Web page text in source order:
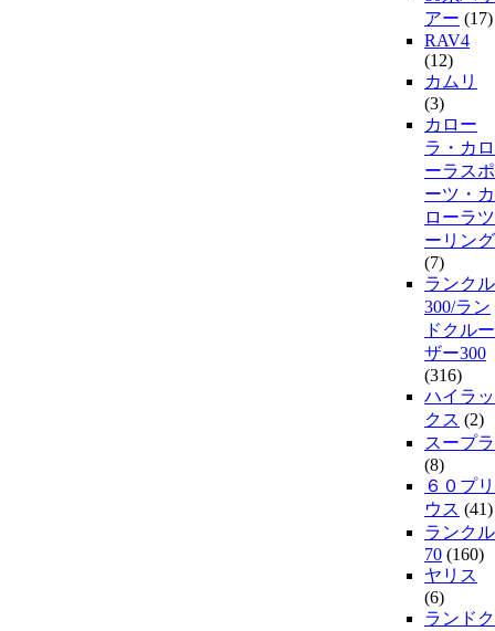
アー (17)
RAV4
(12)
カムリ
(3)
カロー
ラ・カロ
ーラスポ
ーツ・カ
ローラツ
ーリング
(7)
ランクル
300/ラン
ドクルー
ザー300
(316)
ハイラッ
クス (2)
スープラ
(8)
６０プリ
ウス (41)
ランクル
70 (160)
ヤリス
(6)
ランドク